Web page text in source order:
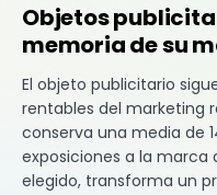
Objetos
memoria de su
El objeto publicitario
rentables del marketing
conserva una media de
exposiciones a la marca
elegido, transforma un